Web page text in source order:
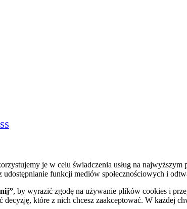
je w celu świadczenia usług na
funkcji mediów społecznościowych i
, by wyrazić zgodę na używanie plików cookies i
decyzję, które z nich chcesz zaakceptować. W każdej